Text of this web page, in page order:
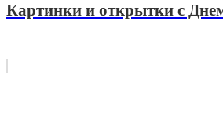
Картинки и открытки с